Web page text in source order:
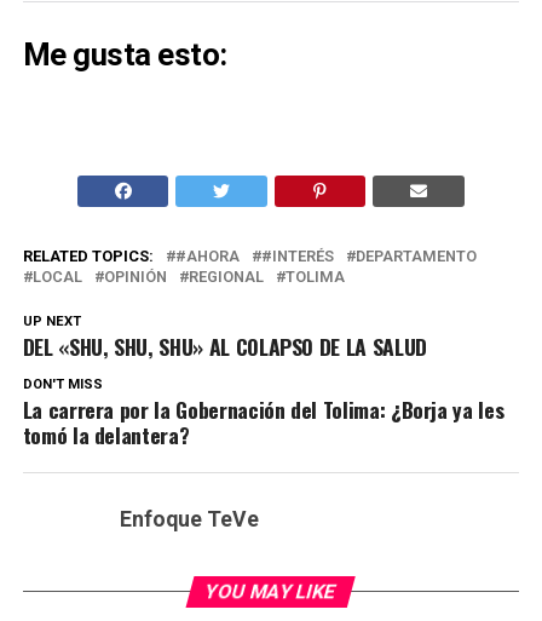
Me gusta esto:
RELATED TOPICS: #AHORA #INTERÉS
DEPARTAMENTO
LOCAL
OPINIÓN REGIONAL TOLIMA
UP NEXT
DEL «SHU, SHU, SHU» AL COLAPSO DE LA SALUD
DON'T MISS
La carrera por la Gobernación del Tolima: ¿Borja ya les
tomó la delantera?
Enfoque TeVe
YOU MAY LIKE